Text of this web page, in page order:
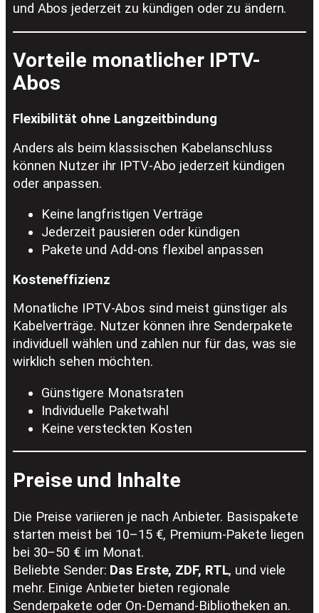
und Abos jederzeit zu kündigen oder zu ändern.
Vorteile monatlicher IPTV-
Abos
Flexibilität ohne Langzeitbindung
Anders als beim klassischen Kabelanschluss
können Nutzer ihr IPTV-Abo jederzeit kündigen
oder anpassen.
Keine langfristigen Verträge
Jederzeit pausieren oder kündigen
Pakete und Add-ons flexibel anpassen
Kosteneffizienz
Monatliche IPTV-Abos sind meist günstiger als
Kabelverträge. Nutzer können ihre Senderpakete
individuell wählen und zahlen nur für das, was sie
wirklich sehen möchten.
Günstigere Monatsraten
Individuelle Paketwahl
Keine versteckten Kosten
Preise und Inhalte
Die Preise variieren je nach Anbieter. Basispakete
starten meist bei 10–15 €, Premium-Pakete liegen
bei 30–50 € im Monat.
Beliebte Sender: Das Erste, ZDF, RTL, und viele
mehr. Einige Anbieter bieten regionale
Senderpakete oder On-Demand-Bibliotheken an.